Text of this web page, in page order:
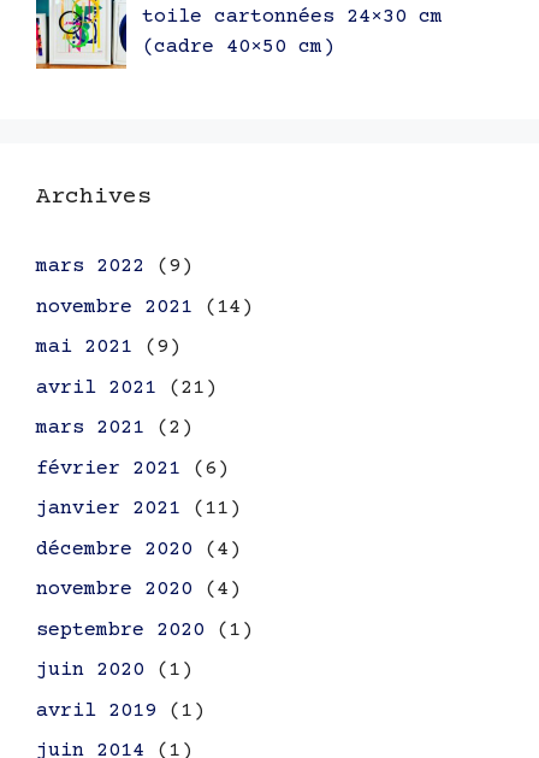
toile cartonnées 24×30 cm
(cadre 40×50 cm)
Archives
mars 2022
(9)
novembre 2021 (14)
mai 2021 (9)
avril 2021 (21)
mars 2021 (2)
février 2021 (6)
janvier 2021 (11)
décembre 2020 (4)
novembre 2020 (4)
septembre 2020 (1)
juin 2020 (1)
avril 2019 (1)
juin 2014 (1)